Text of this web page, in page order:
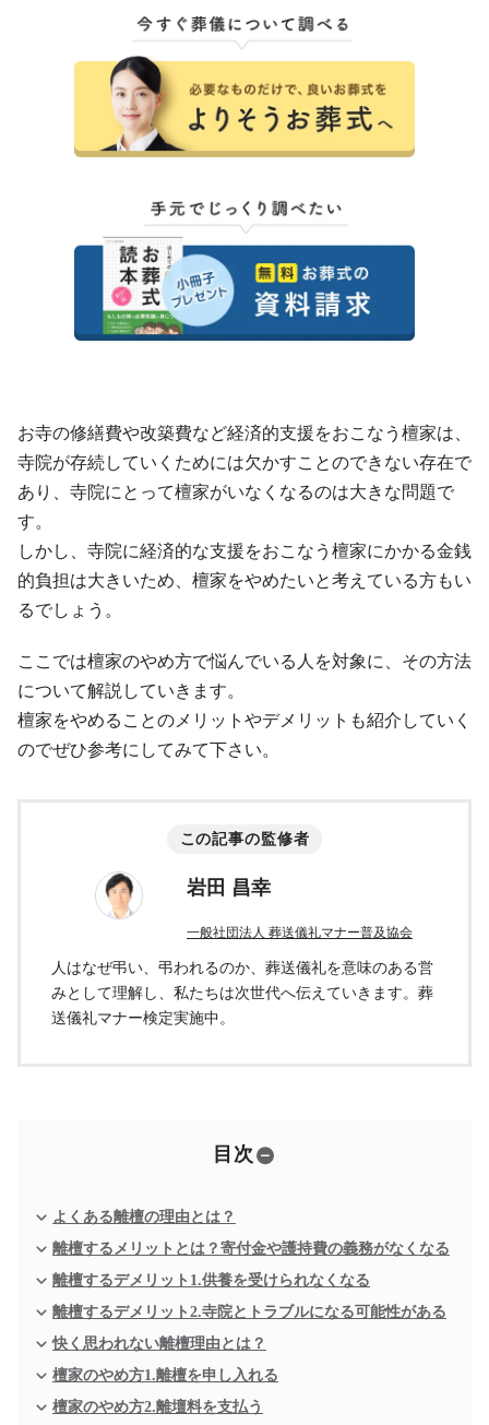
お寺の修繕費や改築費など経済的支援をおこなう檀家は、
寺院が存続していくためには欠かすことのできない存在で
あり、寺院にとって檀家がいなくなるのは大きな問題で
す。
しかし、寺院に経済的な支援をおこなう檀家にかかる金銭
的負担は大きいため、檀家をやめたいと考えている方もい
るでしょう。
ここでは檀家のやめ方で悩んでいる人を対象に、その方法
について解説していきます。
檀家をやめることのメリットやデメリットも紹介していく
のでぜひ参考にしてみて下さい。
この記事の監修者
岩田 昌幸
一般社団法人 葬送儀礼マナー普及協会
人はなぜ弔い、弔われるのか、葬送儀礼を意味のある営
みとして理解し、私たちは次世代へ伝えていきます。葬
送儀礼マナー検定実施中。
目次
よくある離檀の理由とは？
離檀するメリットとは？寄付金や護持費の義務がなくなる
離檀するデメリット1.供養を受けられなくなる
離檀するデメリット2.寺院とトラブルになる可能性がある
快く思われない離檀理由とは？
檀家のやめ方1.離檀を申し入れる
檀家のやめ方2.離壇料を支払う